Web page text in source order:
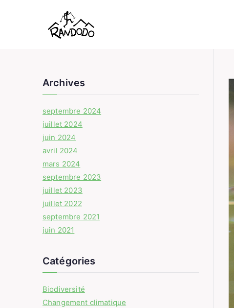
Archives
septembre 2024
juillet 2024
juin 2024
avril 2024
mars 2024
septembre 2023
juillet 2023
juillet 2022
septembre 2021
juin 2021
Catégories
Biodiversité
Changement climatique